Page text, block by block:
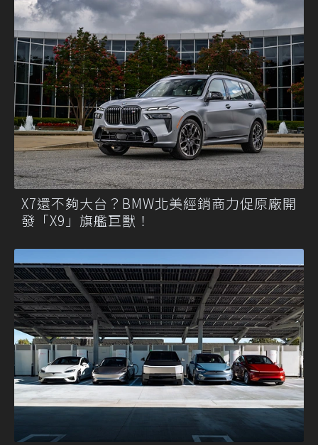
X7還不夠大台？BMW北美經銷商力促原廠開
發「X9」旗艦巨獸！